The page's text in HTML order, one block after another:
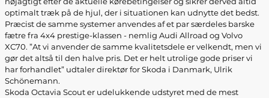
optimalt træk på de hjul, der i situationen kan udnytte det bedst.
Præcist de samme systemer anvendes af et par særdeles barske
fætre fra 4x4 prestige-klassen - nemlig Audi Allroad og Volvo
XC70. ”At vi anvender de samme kvalitetsdele er velkendt, men vi
gør det altså til den halve pris. Det er helt utrolige gode priser vi
har forhandlet” udtaler direktør for Skoda i Danmark, Ulrik
Schönemann.
Skoda Octavia Scout er udelukkende udstyret med de mest